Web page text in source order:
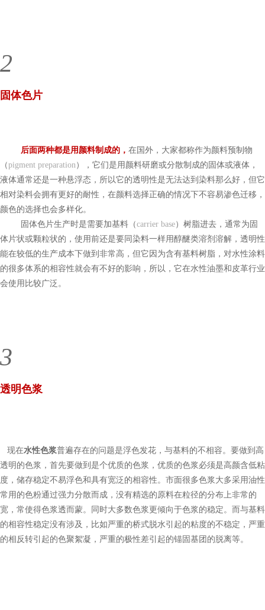
2
固体色片
后面两种都是用颜料制成的， 在国外，大家都称作为颜料预制物
（pigment preparation），它们是用颜料研磨或分散制成的固体或液体，
液体通常还是一种悬浮态，所以它的透明性是无法达到染料那么好，但它
相对染料会拥有更好的耐性，在颜料选择正确的情况下不容易渗色迁移，
颜色的选择也会多样化。
固体色片生产时是需要加基料（carrier base）树脂进去，通常为固
体片状或颗粒状的，使用前还是要同染料一样用醇醚类溶剂溶解，透明性
能在较低的生产成本下做到非常高，但它因为含有基料树脂，对水性涂料
的很多体系的相容性就会有不好的影响，所以，它在水性油墨和皮革行业
会使用比较广泛。
3
透明色浆
现在水性色浆普遍存在的问题是浮色发花，与基料的不相容。要做到高
透明的色浆，首先要做到是个优质的色浆，优质的色浆必须是高颜含低粘
度，储存稳定不易浮色和具有宽泛的相容性。市面很多色浆大多采用油性
常用的色粉通过强力分散而成，没有精选的原料在粒径的分布上非常的
宽，常使得色浆透而蒙。同时大多数色浆更倾向于色浆的稳定。而与基料
的相容性稳定没有涉及，比如严重的桥式脱水引起的粘度的不稳定，严重
的相反转引起的色聚絮凝，严重的极性差引起的锚固基团的脱离等。